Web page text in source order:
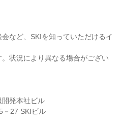
など、SKIを知っていただけるイ
状況により異なる場合がござい
開発本社ビル
－27 SKIビル